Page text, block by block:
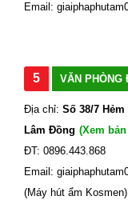
Email:
5 VĂN PHÒNG
Địa chỉ: Số 38/7
Lâm Đồng (Xem
ĐT: 0896.443.868
Email:
(Máy hút ẩm Kosmen)